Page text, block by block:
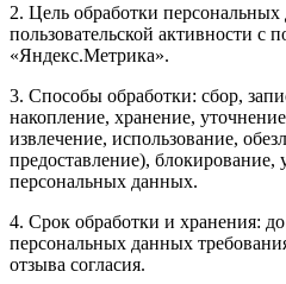
2. Цель обработки
пользовательской активности с
«Яндекс.Метрика».
3. Способы обработки: сбор,
накопление, хранение,
извлечение, использование,
предоставление), блокирование,
персональных данных.
4. Срок обработки и хранения:
персональных данных
отзыва согласия.